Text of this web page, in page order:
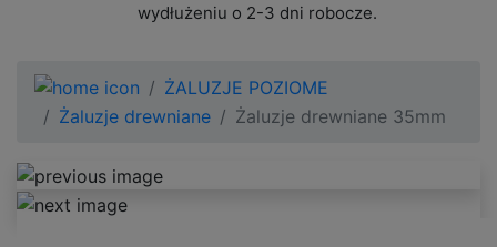
wydłużeniu o 2-3 dni robocze.
ŻALUZJE POZIOME
Żaluzje drewniane
Żaluzje drewniane 35mm